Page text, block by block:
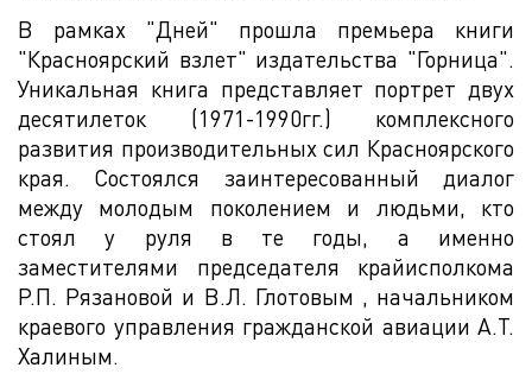
В рамках "Дней" прошла премьера книги
"Красноярский взлет" издательства "Горница".
Уникальная книга представляет портрет двух
десятилеток (1971-1990гг.) комплексного
развития производительных сил Красноярского
края. Состоялся заинтересованный диалог
между молодым поколением и людьми, кто
стоял у руля в те годы, а именно
заместителями председателя крайисполкома
Р.П. Рязановой и В.Л. Глотовым , начальником
краевого управления гражданской авиации А.Т.
Халиным.